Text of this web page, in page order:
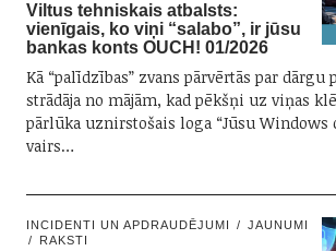
Viltus tehniskais atbalsts:
vienīgais, ko viņi “salabo”, ir jūsu
bankas konts OUCH! 01/2026
Kā “palīdzības” zvans pārvērtās par dārgu
strādāja no mājām, kad pēkšņi uz viņas
pārlūka uznirstošais loga “Jūsu Windows
vairs…
INCIDENTI UN APDRAUDĒJUMI
JAUNUMI
RAKSTI